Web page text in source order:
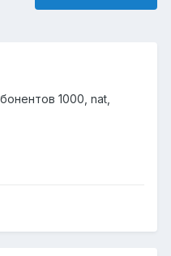
1000, nat,